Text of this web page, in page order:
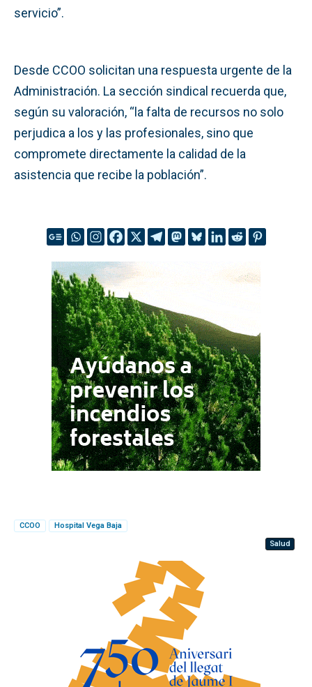
servicio”.
Desde CCOO solicitan una respuesta urgente de la
Administración. La sección sindical recuerda que,
según su valoración, “la falta de recursos no solo
perjudica a los y las profesionales, sino que
compromete directamente la calidad de la
asistencia que recibe la población”.
CCOO
Hospital Vega Baja
Salud